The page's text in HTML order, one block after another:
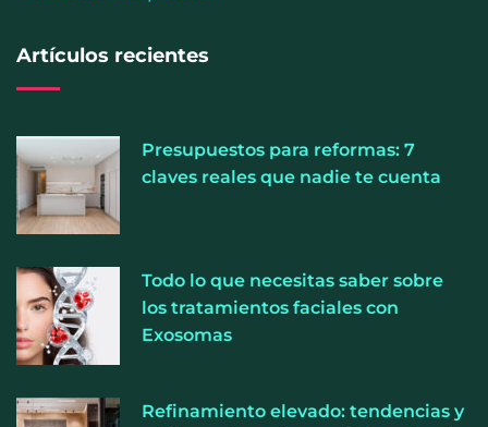
humedad prolongada, claves para prevenir una de
las infecciones más frecuentes
Artículos recientes
Presupuestos para reformas: 7
claves reales que nadie te cuenta
Todo lo que necesitas saber sobre
los tratamientos faciales con
Exosomas
Refinamiento elevado: tendencias y